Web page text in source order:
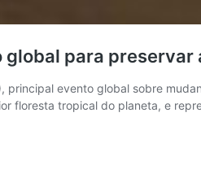
para preservar
principal evento global sobre
floresta tropical do planeta, e